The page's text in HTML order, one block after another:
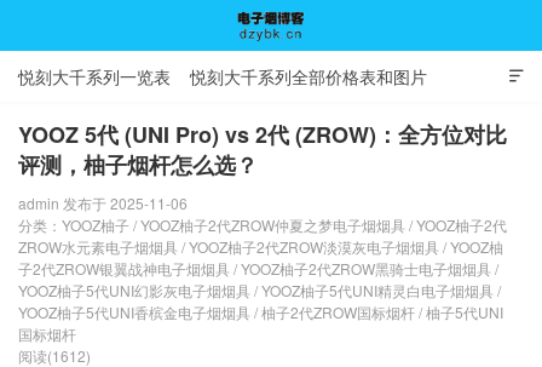

悦刻大千系列一览表 悦刻大千系列全部价格表和图片
YOOZ 5代 (UNI Pro) vs 2代 (ZROW)：全方位对比
评测，柚子烟杆怎么选？
admin 发布于 2025-11-06
分类： YOOZ柚子/YOOZ柚子2代ZROW仲夏之梦电子烟烟具 /YOOZ柚子2代
ZROW水元素电子烟烟具 /YOOZ柚子2代ZROW淡漠灰电子烟烟具 /YOOZ柚
子2代ZROW银翼战神电子烟烟具 /YOOZ柚子2代ZROW黑骑士电子烟烟具 /
YOOZ柚子5代UNI幻影灰电子烟烟具 /YOOZ柚子5代UNI精灵白电子烟烟具 /
YOOZ柚子5代UNI香槟金电子烟烟具 /柚子2代ZROW国标烟杆/柚子5代UNI
国标烟杆
阅读(1612)